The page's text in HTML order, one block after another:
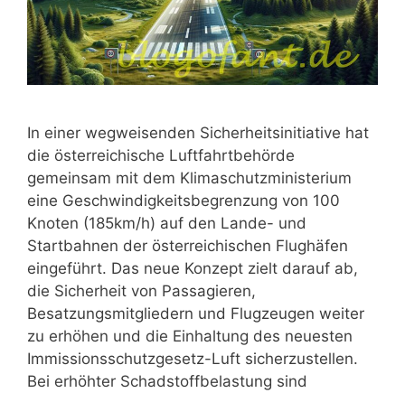
In einer wegweisenden Sicherheitsinitiative hat
die österreichische Luftfahrtbehörde
gemeinsam mit dem Klimaschutzministerium
eine Geschwindigkeitsbegrenzung von 100
Knoten (185km/h) auf den Lande- und
Startbahnen der österreichischen Flughäfen
eingeführt. Das neue Konzept zielt darauf ab,
die Sicherheit von Passagieren,
Besatzungsmitgliedern und Flugzeugen weiter
zu erhöhen und die Einhaltung des neuesten
Immissionsschutzgesetz-Luft sicherzustellen.
Bei erhöhter Schadstoffbelastung sind